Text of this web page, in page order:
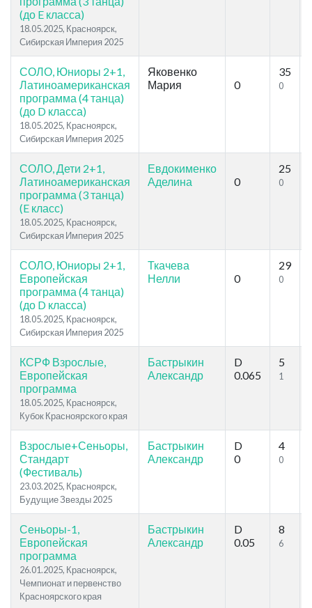
(до E класса)
18.05.2025, Красноярск,
Сибирская Империя 2025
СОЛО, Юниоры 2+1,
Латиноамериканская
программа (4 танца)
(до D класса)
18.05.2025, Красноярск,
Сибирская Империя 2025
Яковенко
Мария
0
35
0
СОЛО, Дети 2+1,
Латиноамериканская
программа (3 танца)
(E класс)
18.05.2025, Красноярск,
Сибирская Империя 2025
Евдокименко
Аделина
0
25
0
СОЛО, Юниоры 2+1,
Европейская
программа (4 танца)
(до D класса)
18.05.2025, Красноярск,
Сибирская Империя 2025
Ткачева
Нелли
0
29
0
КСРФ Взрослые,
Европейская
программа
18.05.2025, Красноярск,
Кубок Красноярского края
Бастрыкин
Александр
D
0.065
5
1
Взрослые+Сеньоры,
Стандарт
(Фестиваль)
23.03.2025, Красноярск,
Будущие Звезды 2025
Бастрыкин
Александр
D
0
4
0
Сеньоры-1,
Европейская
программа
26.01.2025, Красноярск,
Чемпионат и первенство
Красноярского края
Бастрыкин
Александр
D
0.05
8
6